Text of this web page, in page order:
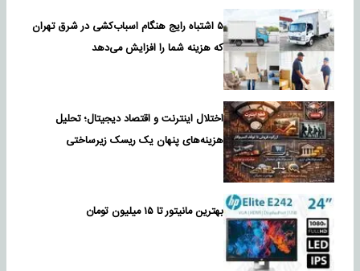
۵ اشتباه رایج هنگام اسباب‌کشی در شرق تهران
که هزینه شما را افزایش می‌دهد
اختلال اینترنت و اقتصاد دیجیتال؛ تحلیل
هزینه‌های پنهان یک ریسک زیرساختی
بهترین مانیتور تا ۱۵ میلیون تومان